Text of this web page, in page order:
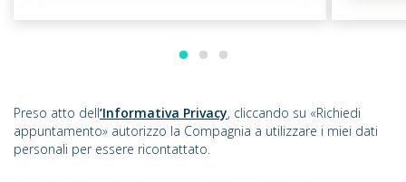
Preso atto dell’Informativa Privacy, cliccando su «Richiedi
appuntamento» autorizzo la Compagnia a utilizzare i miei dati
personali per essere ricontattato.